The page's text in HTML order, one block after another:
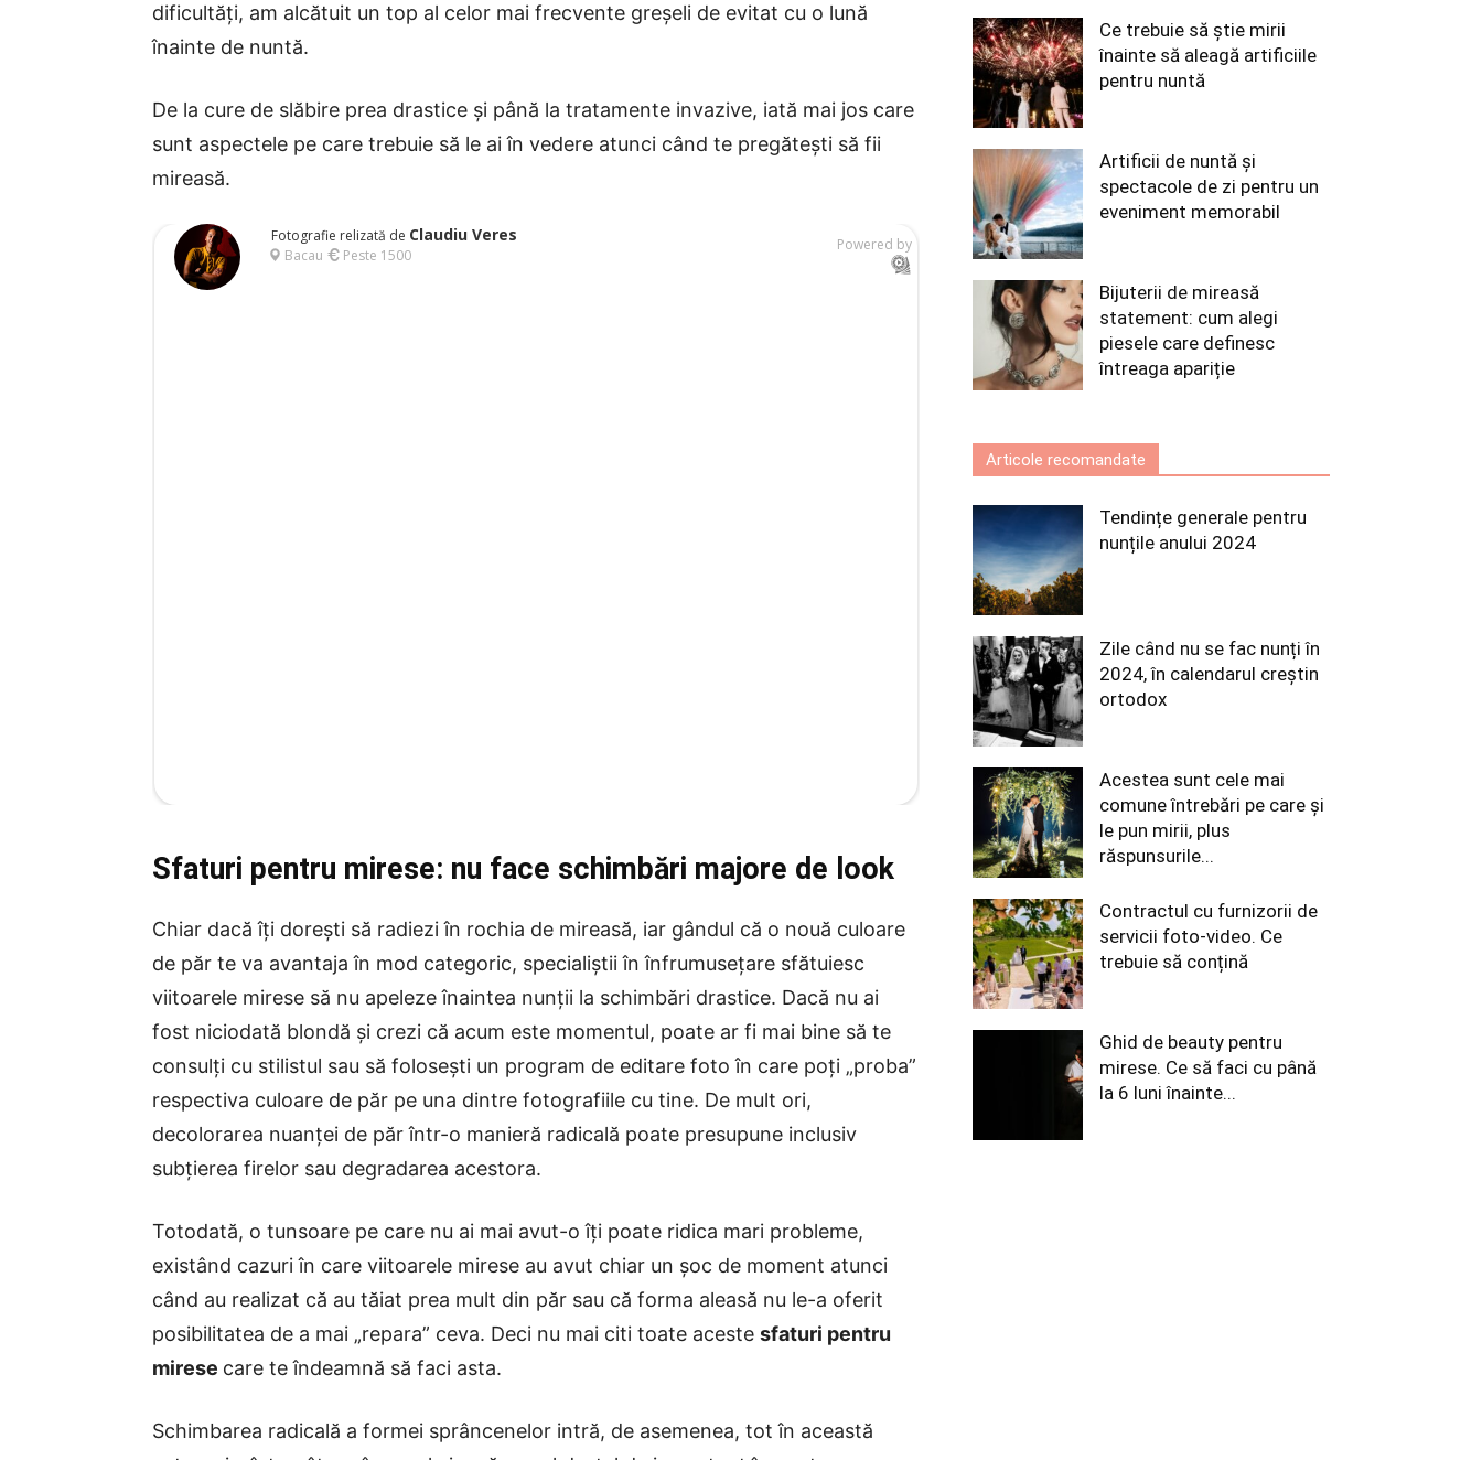
dificultăți, am alcătuit un top al celor mai frecvente greșeli de evitat cu o lună
înainte de nuntă.
De la cure de slăbire prea drastice și până la tratamente invazive, iată mai jos care
sunt aspectele pe care trebuie să le ai în vedere atunci când te pregătești să fii
mireasă.
Sfaturi pentru mirese: nu face schimbări majore de look
Chiar dacă îți dorești să radiezi în rochia de mireasă, iar gândul că o nouă culoare
de păr te va avantaja în mod categoric, specialiștii în înfrumusețare sfătuiesc
viitoarele mirese să nu apeleze înaintea nunții la schimbări drastice. Dacă nu ai
fost niciodată blondă și crezi că acum este momentul, poate ar fi mai bine să te
consulți cu stilistul sau să folosești un program de editare foto în care poți „proba”
respectiva culoare de păr pe una dintre fotografiile cu tine. De mult ori,
decolorarea nuanței de păr într-o manieră radicală poate presupune inclusiv
subțierea firelor sau degradarea acestora.
Totodată, o tunsoare pe care nu ai mai avut-o îți poate ridica mari probleme,
existând cazuri în care viitoarele mirese au avut chiar un șoc de moment atunci
când au realizat că au tăiat prea mult din păr sau că forma aleasă nu le-a oferit
posibilitatea de a mai „repara” ceva. Deci nu mai citi toate aceste sfaturi pentru
mirese care te îndeamnă să faci asta.
Schimbarea radicală a formei sprâncenelor intră, de asemenea, tot în această
Ce trebuie să știe mirii
înainte să aleagă artificiile
pentru nuntă
Artificii de nuntă și
spectacole de zi pentru un
eveniment memorabil
Bijuterii de mireasă
statement: cum alegi
piesele care definesc
întreaga apariție
Articole recomandate
Tendințe generale pentru
nunțile anului 2024
Zile când nu se fac nunți în
2024, în calendarul creștin
ortodox
Acestea sunt cele mai
comune întrebări pe care și
le pun mirii, plus
răspunsurile...
Contractul cu furnizorii de
servicii foto-video. Ce
trebuie să conțină
Ghid de beauty pentru
mirese. Ce să faci cu până
la 6 luni înainte...